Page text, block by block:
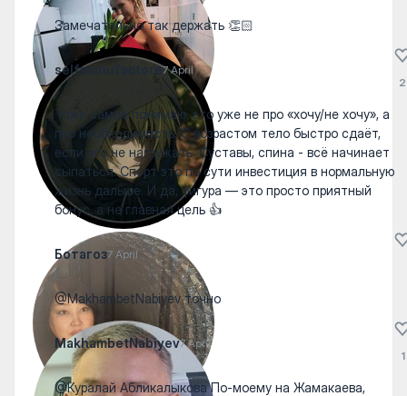
Замечательно так держать 👏🏻
selfmanufactore7 April
Тоже самое понимаю, это уже не про «хочу/не хочу», а
про необходимость. С возрастом тело быстро сдаёт,
если его не нагружать. Суставы, спина - всё начинает
сыпаться. Спорт это по сути инвестиция в нормальную
жизнь дальше. И да, фигура — это просто приятный
бонус, а не главная цель 👍
2
Ботагоз7 April
@MakhambetNabiyev точно
MakhambetNabiyev7 April
@Куралай Абликалыкова По-моему на Жамакаева,
1